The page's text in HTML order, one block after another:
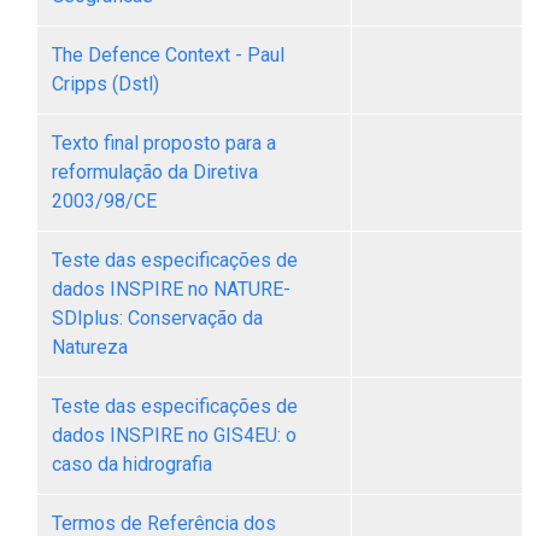
The Defence Context - Paul
Cripps (Dstl)
Texto final proposto para a
reformulação da Diretiva
2003/98/CE
Teste das especificações de
dados INSPIRE no NATURE-
SDIplus: Conservação da
Natureza
Teste das especificações de
dados INSPIRE no GIS4EU: o
caso da hidrografia
Termos de Referência dos